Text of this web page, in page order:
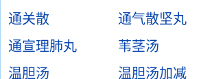
通关散
通气散坚丸
通宣理肺丸
苇茎汤
温胆汤
温胆汤加减